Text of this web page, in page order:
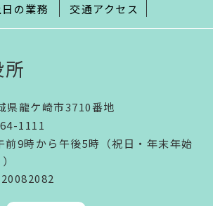
の業務 交通アクセス
龍ケ崎市3710番地
1111
前9時から午後5時（祝日・年末年始